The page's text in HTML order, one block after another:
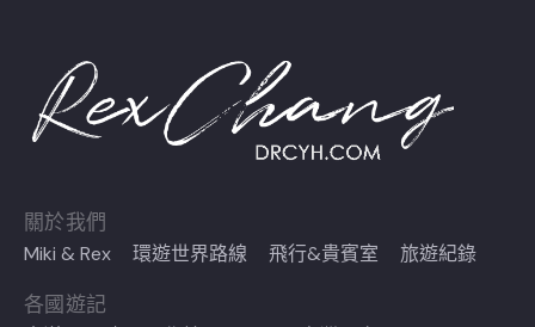
關於我們
Miki & Rex 環遊世界路線 飛行&貴賓室 旅遊紀錄
各國遊記